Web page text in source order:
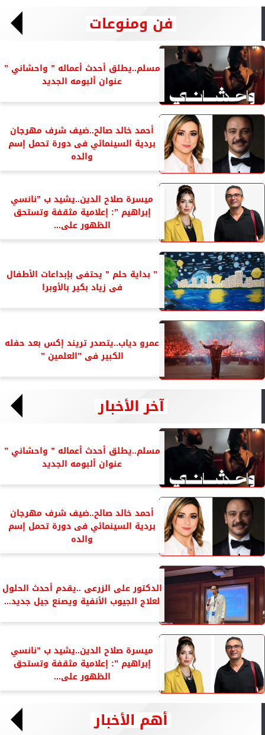
فن ومنوعات
مسلم..يطلق أحدث أعماله ” واحشاني ”
عنوان ألبومه الجديد
أحمد خالد صالح..ضيف شرف مهرجان
بردية السينمائي فى دورة تحمل إسم
والده
ميسرة صلاح الدين..يشيد ب ”نانسي
إبراهيم ”: إعلامية مثقفة وتستحق
الظهور على...
” بداية حلم ” يحتفى بإبداعات الأطفال
فى زياد بكير بالأوبرا
عمرو دياب..يتصدر تريند إكس بعد حفله
الكبير فى ”العلمين ”
آخر الأخبار
مسلم..يطلق أحدث أعماله ” واحشاني ”
عنوان ألبومه الجديد
أحمد خالد صالح..ضيف شرف مهرجان
بردية السينمائي فى دورة تحمل إسم
والده
الدكتور على الزرعى ..يقدم أحدث الحلول
لعلاج الجيوب الأنفية ويصنع جيل جديد...
ميسرة صلاح الدين..يشيد ب ”نانسي
إبراهيم ”: إعلامية مثقفة وتستحق
الظهور على...
أهم الأخبار